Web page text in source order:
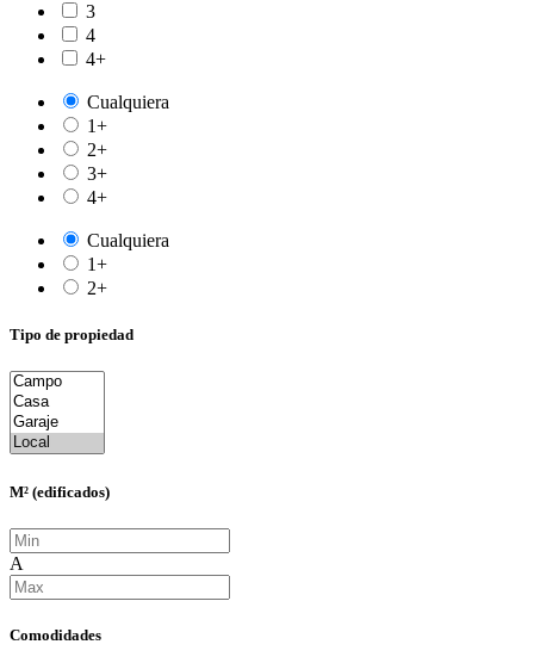
3
4
4+
Cualquiera
1+
2+
3+
4+
Cualquiera
1+
2+
Tipo de propiedad
M² (edificados)
A
Comodidades